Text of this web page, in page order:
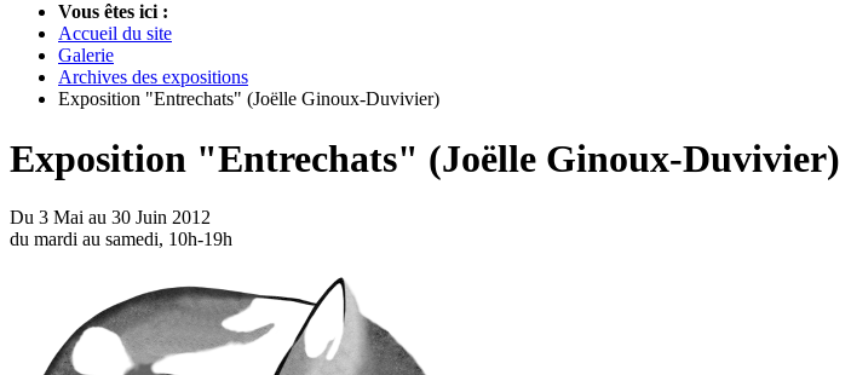
Vous êtes ici :
Accueil du site
Galerie
Archives des expositions
Exposition "Entrechats" (Joëlle Ginoux-Duvivier)
Exposition "Entrechats" (Joëlle Ginoux-Duvivier)
Du 3 Mai au 30 Juin 2012
du mardi au samedi, 10h-19h